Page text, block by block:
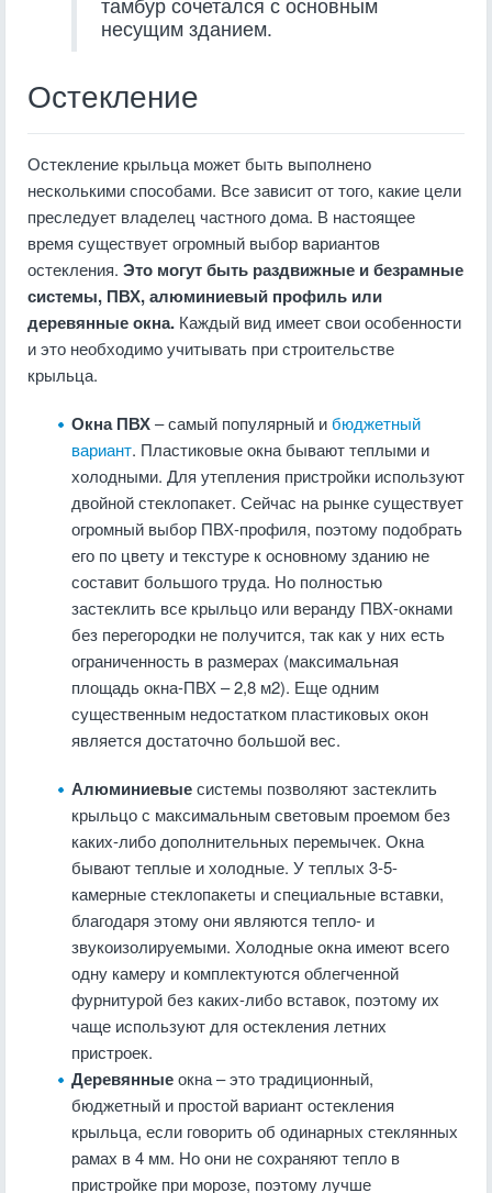
несущим зданием.
Остекление
Остекление крыльца может быть выполнено
несколькими способами. Все зависит от того, какие цели
преследует владелец частного дома. В настоящее
время существует огромный выбор вариантов
остекления. Это могут быть раздвижные и безрамные
системы, ПВХ, алюминиевый профиль или
деревянные окна. Каждый вид имеет свои особенности
и это необходимо учитывать при строительстве
крыльца.
Окна ПВХ– самый популярный ибюджетный
вариант. Пластиковые окна бывают теплыми и
холодными. Для утепления пристройки используют
двойной стеклопакет. Сейчас на рынке существует
огромный выбор ПВХ-профиля, поэтому подобрать
его по цвету и текстуре к основному зданию не
составит большого труда. Но полностью
застеклить все крыльцо или веранду ПВХ-окнами
без перегородки не получится, так как у них есть
ограниченность в размерах (максимальная
площадь окна-ПВХ – 2,8 м2). Еще одним
существенным недостатком пластиковых окон
является достаточно большой вес.
Алюминиевыесистемы позволяют застеклить
крыльцо с максимальным световым проемом без
каких-либо дополнительных перемычек. Окна
бывают теплые и холодные. У теплых 3-5-
камерные стеклопакеты и специальные вставки,
благодаря этому они являются тепло- и
звукоизолируемыми. Холодные окна имеют всего
одну камеру и комплектуются облегченной
фурнитурой без каких-либо вставок, поэтому их
чаще используют для остекления летних
пристроек.
Деревянныеокна – это традиционный,
бюджетный и простой вариант остекления
крыльца, если говорить об одинарных стеклянных
рамах в 4 мм. Но они не сохраняют тепло в
пристройке при морозе, поэтому лучше